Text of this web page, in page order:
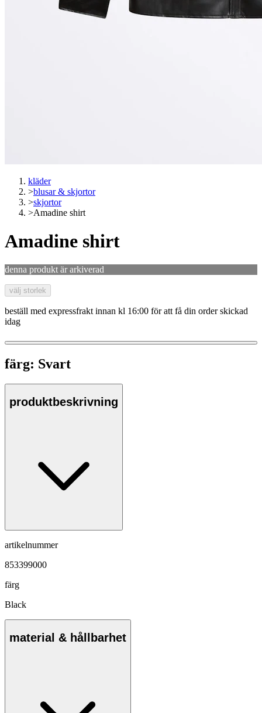
kläder
>blusar & skjortor
>skjortor
>Amadine shirt
Amadine shirt
denna produkt är arkiverad
välj storlek
beställ med expressfrakt innan kl 16:00 för att få din order skickad
idag
färg: Svart
produktbeskrivning
artikelnummer
853399000
färg
Black
material & hållbarhet